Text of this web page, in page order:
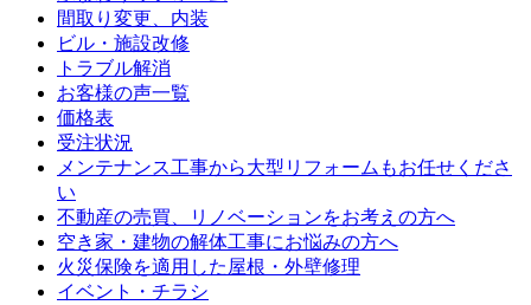
間取り変更、内装
ビル・施設改修
トラブル解消
お客様の声一覧
価格表
受注状況
メンテナンス工事から大型リフォームもお任せくださ
い
不動産の売買、リノベーションをお考えの方へ
空き家・建物の解体工事にお悩みの方へ
火災保険を適用した屋根・外壁修理
イベント・チラシ